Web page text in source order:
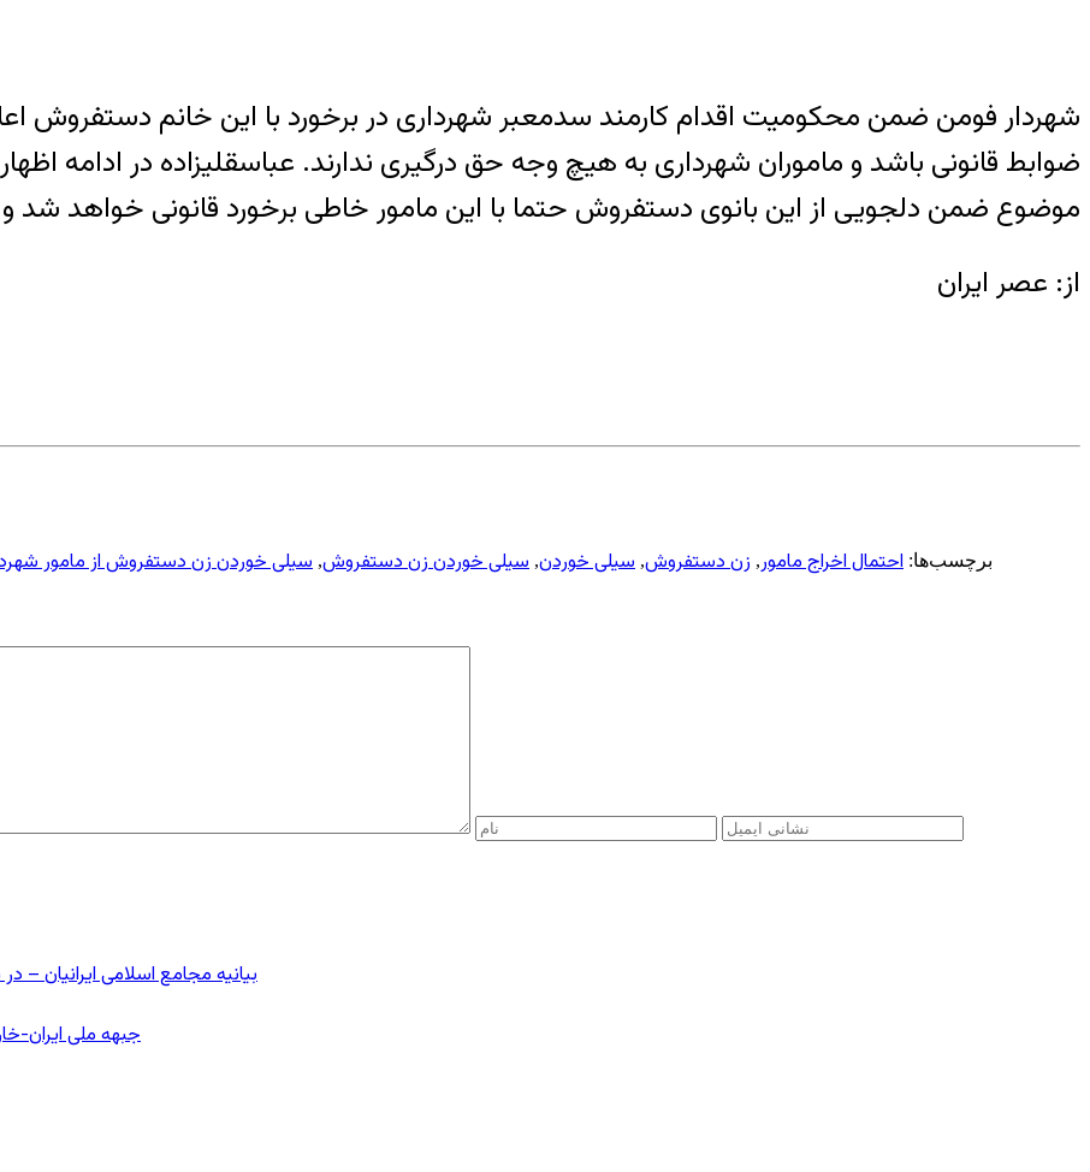
شهردار فومن ضمن محکومیت اقدام کارمند سدمعبر شهرداری در برخورد با این خانم دستفروش
ضوابط قانونی باشد و ماموران شهرداری به هیچ وجه حق درگیری ندارند. عباسقلیزاده در ادامه
موضوع ضمن دلجویی از این بانوی دستفروش حتما با این مامور خاطی برخورد قانونی خواهد شد و
از: عصر ایران
برچسب‌ها: احتمال اخراج مامور, زن دستفروش, سیلی خوردن, سیلی خوردن زن دستفروش, سیلی خوردن زن دستفروش از مامور
بیانیه مجامع اسلامی ایرانیان
جبهه ملی ایران-